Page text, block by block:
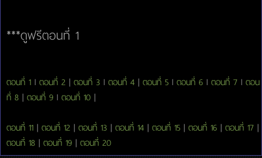
***ดูฟรีตอนที่ 1
ตอนที่ 1 l ตอนที่ 2 | ตอนที่ 3 l ตอนที่ 4 | ตอนที่ 5 l ตอนที่ 6 l ตอนที่ 7 l ตอน
ที่ 8 | ตอนที่ 9 l ตอนที่ 10 |
ตอนที่ 11 | ตอนที่ 12 | ตอนที่ 13 | ตอนที่ 14 | ตอนที่ 15 | ตอนที่ 16 | ตอนที่ 17 |
ตอนที่ 18 | ตอนที่ 19 | ตอนที่ 20